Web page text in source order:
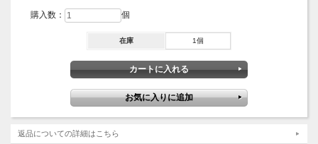
購入数： 個
在庫 1個
返品についての詳細はこちら